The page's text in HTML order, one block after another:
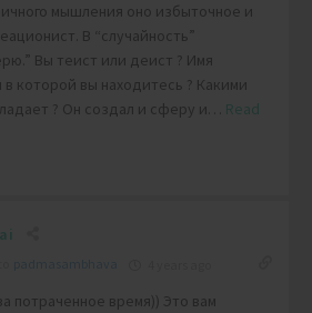
мышления оно избыточное и
В “случайность”
Вы теист или деист ? Имя
которой вы находитесь ? Какими
? Он создал и сферу и
Read
потраченное время)) Это вам